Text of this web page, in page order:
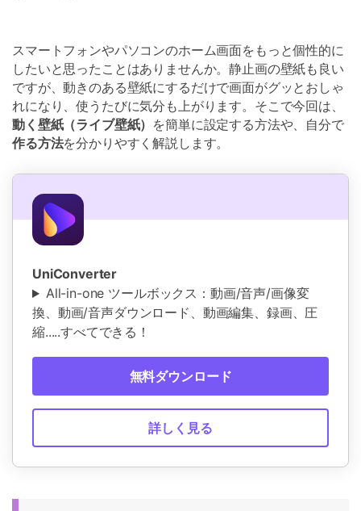
スマートフォンやパソコンのホーム画面をもっと個性的に
したいと思ったことはありませんか。静止画の壁紙も良い
ですが、動きのある壁紙にするだけで画面がグッとおしゃ
れになり、使うたびに気分も上がります。そこで今回は、
動く壁紙（ライブ壁紙） を簡単に設定する方法や、自分で
作る方法を分かりやすく解説します。
UniConverter
All-in-one ツールボックス：動画/音声/画像変
換、動画/音声ダウンロード、動画編集、録画、圧
縮.....すべてできる！
無料ダウンロード
詳しく見る